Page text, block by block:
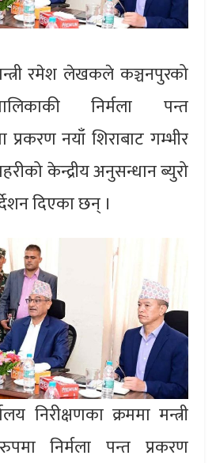
रमेश लेखकले कञ्चनपुरको
निर्मला पन्त
प्रकरण नयाँ शिराबाट गम्भीर
केन्द्रीय अनुसन्धान ब्युरो
दिएका छन् ।
निरीक्षणका क्रममा मन्त्री
निर्मला पन्त प्रकरण